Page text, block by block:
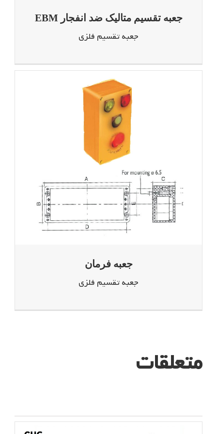
جعبه تقسیم متالیک ضد انفجار EBM
جعبه تقسیم فلزی
جعبه فرمان
جعبه تقسیم فلزی
متعلقات